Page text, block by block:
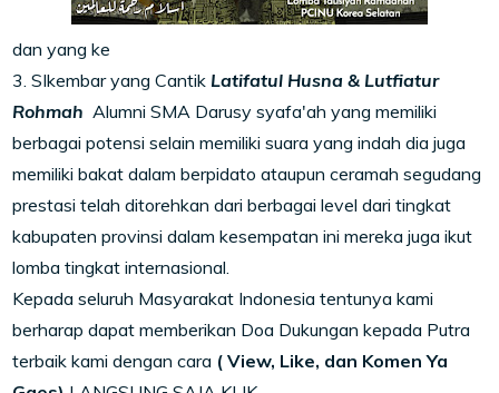
dan yang ke
3. SIkembar yang Cantik Latifatul Husna & Lutfiatur
Rohmah Alumni SMA Darusy syafa'ah yang memiliki
berbagai potensi selain memiliki suara yang indah dia juga
memiliki bakat dalam berpidato ataupun ceramah segudang
prestasi telah ditorehkan dari berbagai level dari tingkat
kabupaten provinsi dalam kesempatan ini mereka juga ikut
lomba tingkat internasional.
Kepada seluruh Masyarakat Indonesia tentunya kami
berharap dapat memberikan Doa Dukungan kepada Putra
terbaik kami dengan cara ( View, Like, dan Komen Ya